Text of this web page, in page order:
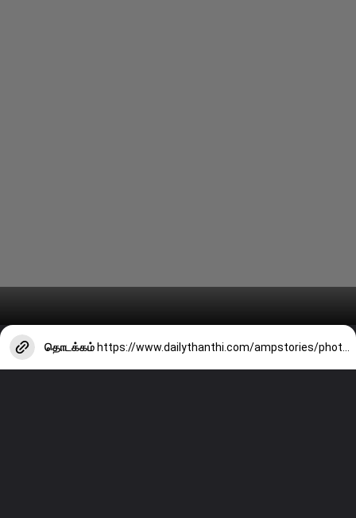
தொடக்கம் https://www.dailythanthi.com/ampstories/photo-story/actress-mrunal-thakurs-latest-clicks-5